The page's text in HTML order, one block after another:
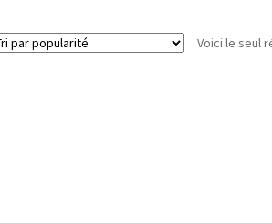
Voici le seul